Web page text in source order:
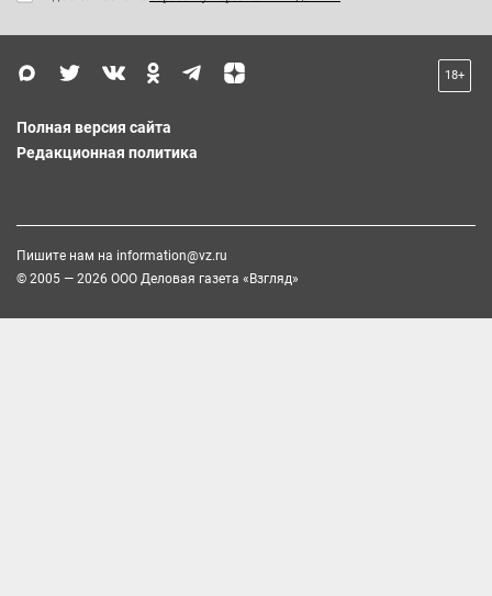
18+
Полная версия сайта
Редакционная политика
Пишите нам на information@vz.ru
© 2005 — 2026 ООО Деловая газета «Взгляд»